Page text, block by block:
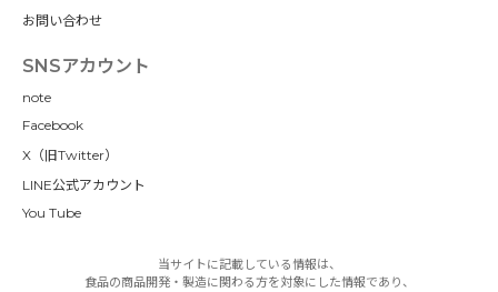
お問い合わせ
SNSアカウント
note
Facebook
X（旧Twitter）
LINE公式アカウント
You Tube
当サイトに記載している情報は、
食品の商品開発・製造に関わる方を対象にした情報であり、